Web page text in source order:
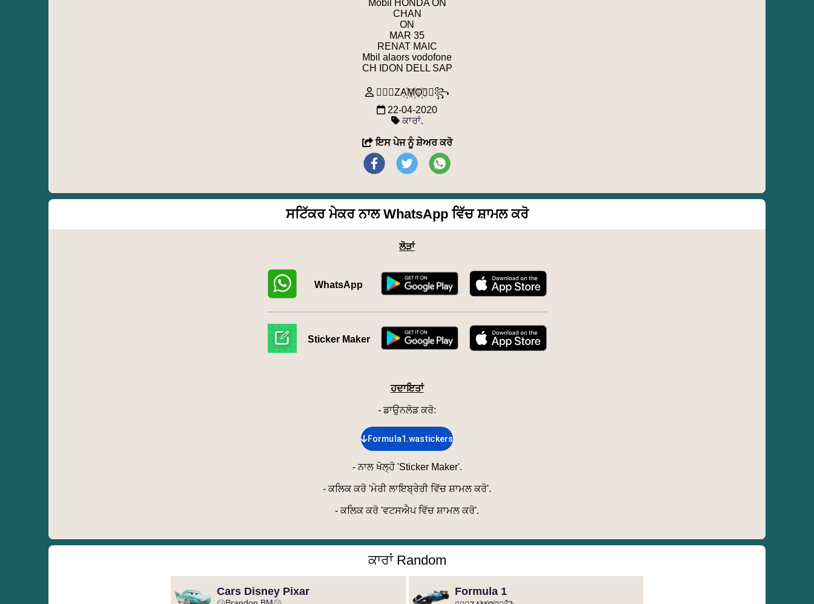
Mobil HONDA ON
CHAN
ON
MAR 35
RENAT MAIC
Mbil alaors vodofone
CH IDON DELL SAP
꧁⃢⃟ZA꙰M꙰O꙰⃟⃢꧂
22-04-2020
ਕਾਰਾਂ.
ਇਸ ਪੇਜ ਨੂੰ ਸ਼ੇਅਰ ਕਰੋ
ਸਟਿੱਕਰ ਮੇਕਰ ਨਾਲ WhatsApp ਵਿੱਚ ਸ਼ਾਮਲ ਕਰੋ
ਲੋੜਾਂ
WhatsApp
Sticker Maker
ਹਦਾਇਤਾਂ
- ਡਾਉਨਲੋਡ ਕਰੋ:
Formula1.wastickers
-ਨਾਲ ਖੋਲ੍ਹੋ 'Sticker Maker'.
-ਕਲਿਕ ਕਰੋ 'ਮੇਰੀ ਲਾਇਬ੍ਰੇਰੀ ਵਿੱਚ ਸ਼ਾਮਲ ਕਰੋ'.
-ਕਲਿਕ ਕਰੋ 'ਵਟਸਐਪ ਵਿੱਚ ਸ਼ਾਮਲ ਕਰੋ'.
ਕਾਰਾਂ Random
Cars Disney Pixar Formula 1